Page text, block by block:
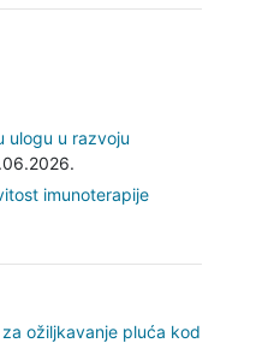
ulogu u razvoju
imunoterapije
ožiljkavanje pluća kod